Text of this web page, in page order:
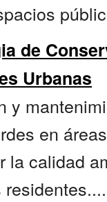
de
Urbanas
y
en
la calidad